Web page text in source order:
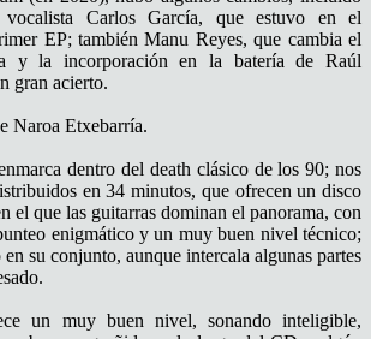
Carlos García, que estuvo en el
EP; también Manu Reyes, que cambia el
y la incorporación en la batería de Raúl
gran acierto.
Naroa Etxebarría.
dentro del death clásico de los 90; nos
en 34 minutos, que ofrecen un disco
el que las guitarras dominan el panorama, con
enigmático y un muy buen nivel técnico;
su conjunto, aunque intercala algunas partes
un muy buen nivel, sonando inteligible,